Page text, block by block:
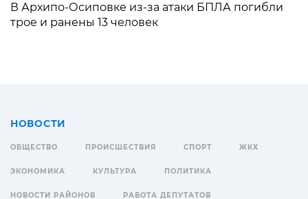
В Архипо-Осиповке из-за атаки БПЛА погибли
трое и ранены 13 человек
НОВОСТИ
ОБЩЕСТВО ПРОИСШЕСТВИЯ СПОРТ ЖКХ
ЭКОНОМИКА КУЛЬТУРА ПОЛИТИКА
НОВОСТИ РАЙОНОВ РАБОТА ДЕПУТАТОВ